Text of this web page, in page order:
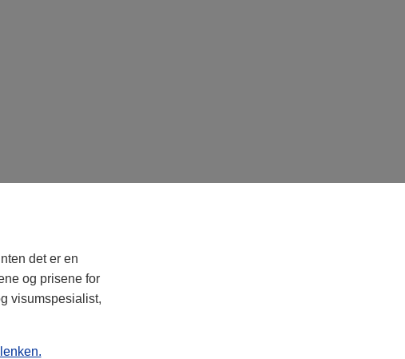
det er en
og prisene for
visumspesialist,